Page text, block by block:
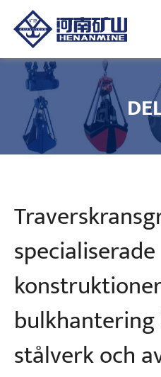
specialiserade
stålverk och